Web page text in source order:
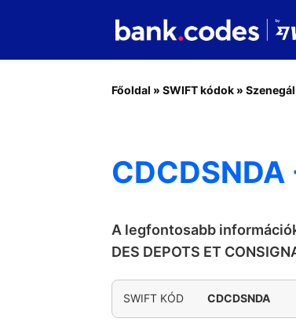
Főoldal » SWIFT kódok » Szenegál
CDCDSNDA
A legfontosabb
DES DEPOTS ET
SWIFT KÓD CDCDSNDA